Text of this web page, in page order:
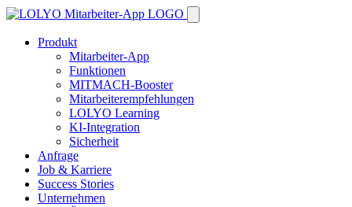
Produkt
Mitarbeiter-App
Funktionen
MITMACH-Booster
Mitarbeiterempfehlungen
LOLYO Learning
KI-Integration
Sicherheit
Anfrage
Job & Karriere
Success Stories
Unternehmen